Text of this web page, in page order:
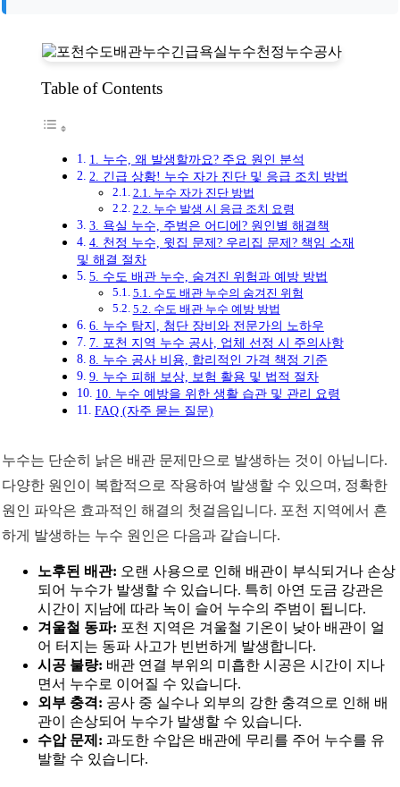
Table of Contents
1. 누수, 왜 발생할까요? 주요 원인 분석
2. 긴급 상황! 누수 자가 진단 및 응급 조치 방법
2.1. 누수 자가 진단 방법
2.2. 누수 발생 시 응급 조치 요령
3. 욕실 누수, 주범은 어디에? 원인별 해결책
4. 천정 누수, 윗집 문제? 우리집 문제? 책임 소재
및 해결 절차
5. 수도 배관 누수, 숨겨진 위험과 예방 방법
5.1. 수도 배관 누수의 숨겨진 위험
5.2. 수도 배관 누수 예방 방법
6. 누수 탐지, 첨단 장비와 전문가의 노하우
7. 포천 지역 누수 공사, 업체 선정 시 주의사항
8. 누수 공사 비용, 합리적인 가격 책정 기준
9. 누수 피해 보상, 보험 활용 및 법적 절차
10. 누수 예방을 위한 생활 습관 및 관리 요령
FAQ (자주 묻는 질문)
누수는 단순히 낡은 배관 문제만으로 발생하는 것이 아닙니다.
다양한 원인이 복합적으로 작용하여 발생할 수 있으며, 정확한
원인 파악은 효과적인 해결의 첫걸음입니다. 포천 지역에서 흔
하게 발생하는 누수 원인은 다음과 같습니다.
노후된 배관: 오랜 사용으로 인해 배관이 부식되거나 손상
되어 누수가 발생할 수 있습니다. 특히 아연 도금 강관은
시간이 지남에 따라 녹이 슬어 누수의 주범이 됩니다.
겨울철 동파: 포천 지역은 겨울철 기온이 낮아 배관이 얼
어 터지는 동파 사고가 빈번하게 발생합니다.
시공 불량: 배관 연결 부위의 미흡한 시공은 시간이 지나
면서 누수로 이어질 수 있습니다.
외부 충격: 공사 중 실수나 외부의 강한 충격으로 인해 배
관이 손상되어 누수가 발생할 수 있습니다.
수압 문제: 과도한 수압은 배관에 무리를 주어 누수를 유
발할 수 있습니다.